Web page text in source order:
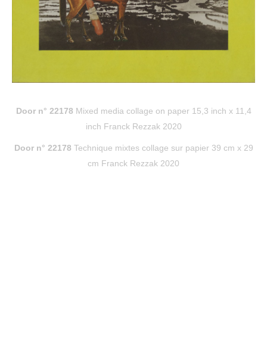
Door n° 22178 Mixed media collage on paper 15,3 inch x 11,4
inch Franck Rezzak 2020
Door n° 22178 Technique mixtes collage sur papier 39 cm x 29
cm Franck Rezzak 2020